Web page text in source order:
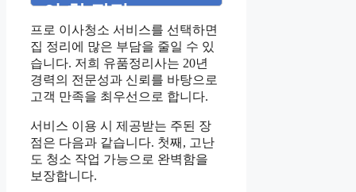
야 할 장점
프로 이사청소 서비스를 선택하면
집 정리에 많은 부담을 줄일 수 있
습니다. 저희 유품정리사는 20년
경력의 전문성과 신뢰를 바탕으로
고객 만족을 최우선으로 합니다.
서비스 이용 시 제공받는 주된 장
점은 다음과 같습니다. 첫째, 고난
도 청소 작업 가능으로 완벽함을
보장합니다.